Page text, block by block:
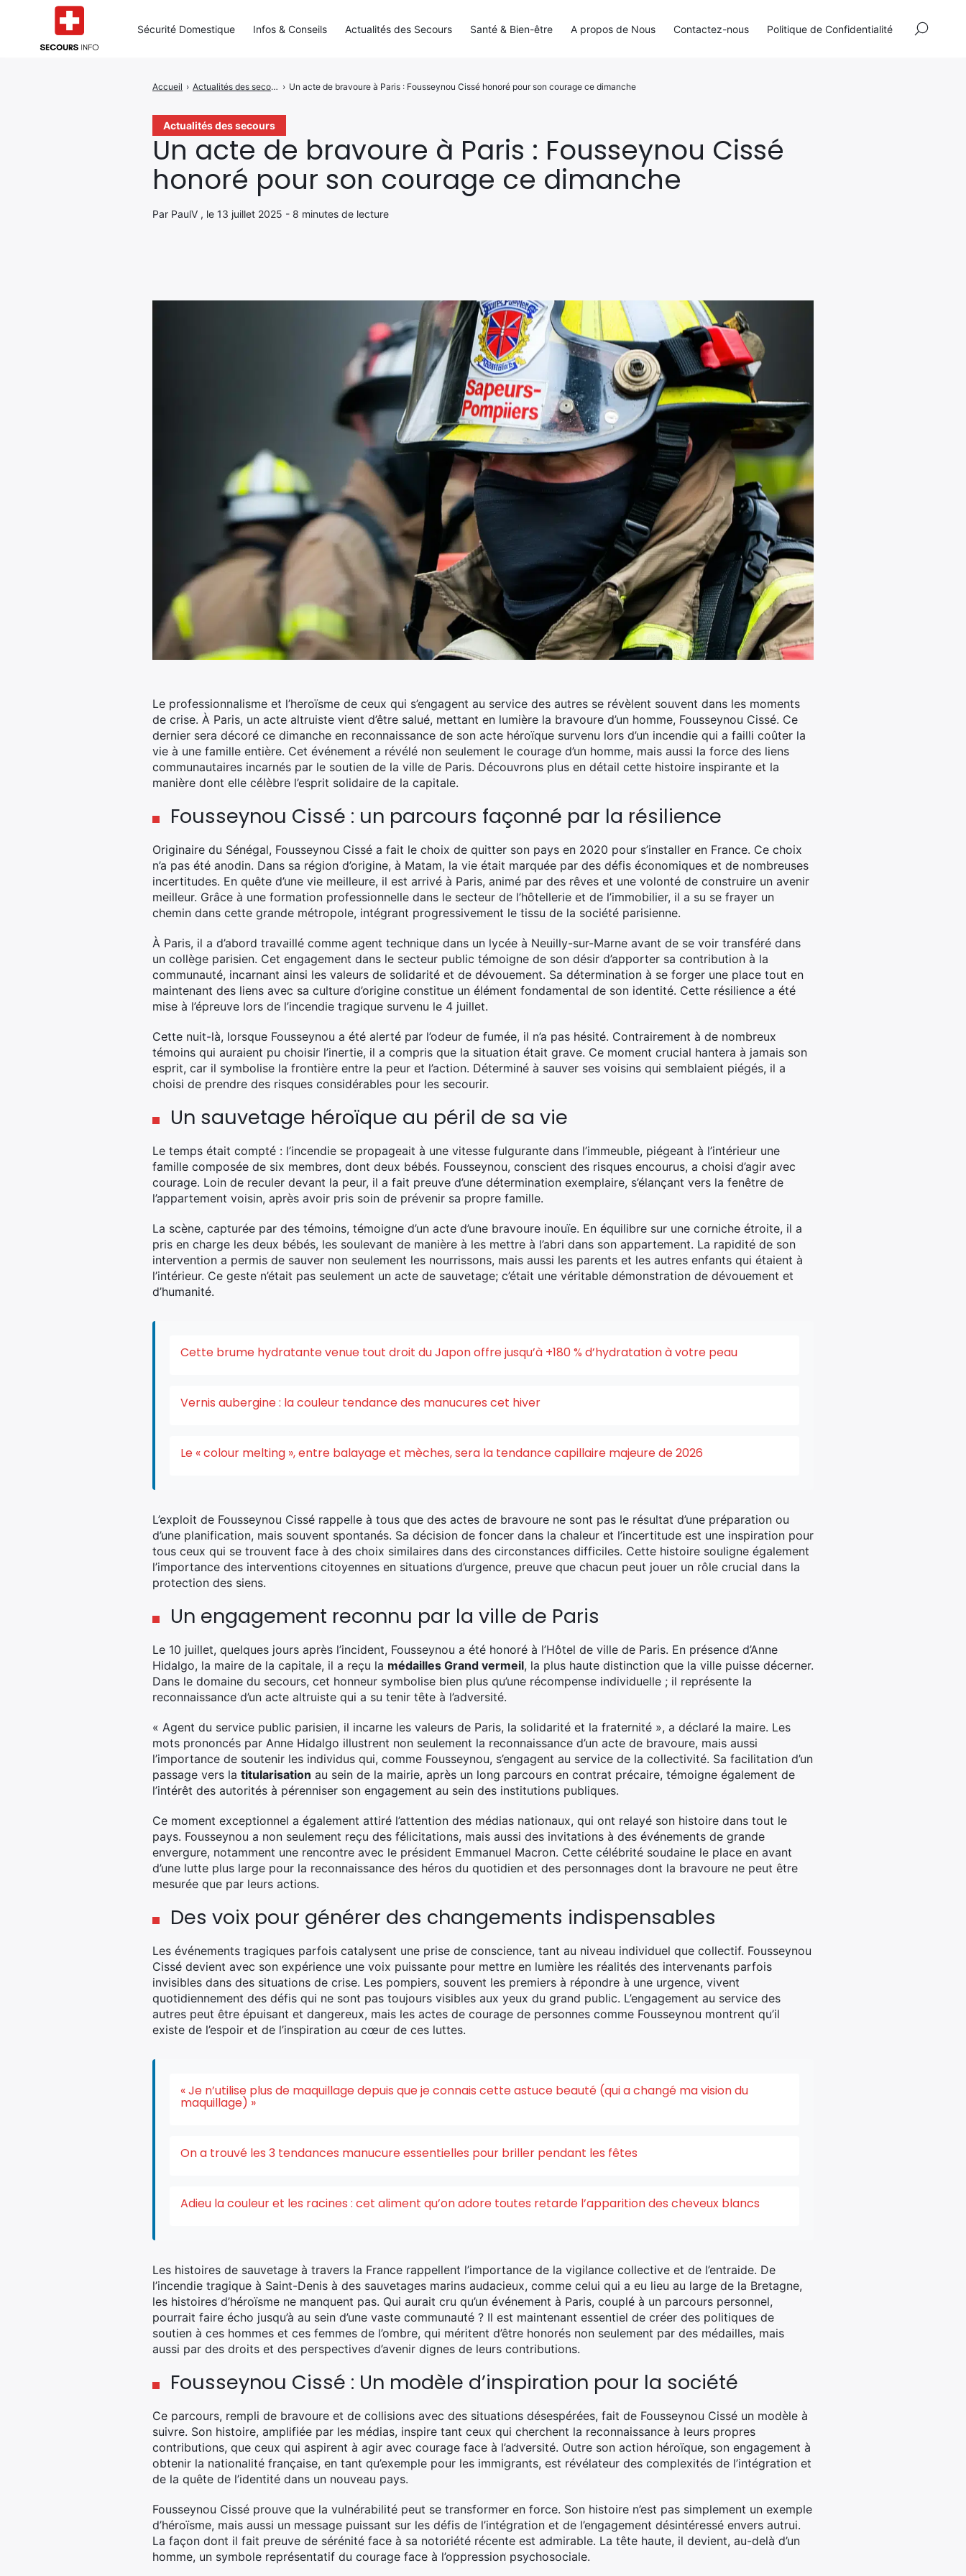
Actualités des secours
Un acte de bravoure à Paris : Fousseynou Cissé
honoré pour son courage ce dimanche
Par PaulV , le 13 juillet 2025 - 8 minutes de lecture
Accueil › Actualités des secours › Un acte de bravoure à Paris : Fousseynou Cissé honoré pour son courage ce dimanche
Le professionnalisme et l’heroïsme de ceux qui s’engagent au service des autres se révèlent souvent dans les moments
de crise. À Paris, un acte altruiste vient d’être salué, mettant en lumière la bravoure d’un homme, Fousseynou Cissé. Ce
dernier sera décoré ce dimanche en reconnaissance de son acte héroïque survenu lors d’un incendie qui a failli coûter la
vie à une famille entière. Cet événement a révélé non seulement le courage d’un homme, mais aussi la force des liens
communautaires incarnés par le soutien de la ville de Paris. Découvrons plus en détail cette histoire inspirante et la
manière dont elle célèbre l’esprit solidaire de la capitale.
Fousseynou Cissé : un parcours façonné par la résilience
Originaire du Sénégal, Fousseynou Cissé a fait le choix de quitter son pays en 2020 pour s’installer en France. Ce choix
n’a pas été anodin. Dans sa région d’origine, à Matam, la vie était marquée par des défis économiques et de nombreuses
incertitudes. En quête d’une vie meilleure, il est arrivé à Paris, animé par des rêves et une volonté de construire un avenir
meilleur. Grâce à une formation professionnelle dans le secteur de l’hôtellerie et de l’immobilier, il a su se frayer un
chemin dans cette grande métropole, intégrant progressivement le tissu de la société parisienne.
À Paris, il a d’abord travaillé comme agent technique dans un lycée à Neuilly-sur-Marne avant de se voir transféré dans
un collège parisien. Cet engagement dans le secteur public témoigne de son désir d’apporter sa contribution à la
communauté, incarnant ainsi les valeurs de solidarité et de dévouement. Sa détermination à se forger une place tout en
maintenant des liens avec sa culture d’origine constitue un élément fondamental de son identité. Cette résilience a été
mise à l’épreuve lors de l’incendie tragique survenu le 4 juillet.
Cette nuit-là, lorsque Fousseynou a été alerté par l’odeur de fumée, il n’a pas hésité. Contrairement à de nombreux
témoins qui auraient pu choisir l’inertie, il a compris que la situation était grave. Ce moment crucial hantera à jamais son
esprit, car il symbolise la frontière entre la peur et l’action. Déterminé à sauver ses voisins qui semblaient piégés, il a
choisi de prendre des risques considérables pour les secourir.
Un sauvetage héroïque au péril de sa vie
Le temps était compté : l’incendie se propageait à une vitesse fulgurante dans l’immeuble, piégeant à l’intérieur une
famille composée de six membres, dont deux bébés. Fousseynou, conscient des risques encourus, a choisi d’agir avec
courage. Loin de reculer devant la peur, il a fait preuve d’une détermination exemplaire, s’élançant vers la fenêtre de
l’appartement voisin, après avoir pris soin de prévenir sa propre famille.
La scène, capturée par des témoins, témoigne d’un acte d’une bravoure inouïe. En équilibre sur une corniche étroite, il a
pris en charge les deux bébés, les soulevant de manière à les mettre à l’abri dans son appartement. La rapidité de son
intervention a permis de sauver non seulement les nourrissons, mais aussi les parents et les autres enfants qui étaient à
l’intérieur. Ce geste n’était pas seulement un acte de sauvetage; c’était une véritable démonstration de dévouement et
d’humanité.
Cette brume hydratante venue tout droit du Japon offre jusqu’à +180 % d’hydratation à votre peau
Vernis aubergine : la couleur tendance des manucures cet hiver
Le « colour melting », entre balayage et mèches, sera la tendance capillaire majeure de 2026
L’exploit de Fousseynou Cissé rappelle à tous que des actes de bravoure ne sont pas le résultat d’une préparation ou
d’une planification, mais souvent spontanés. Sa décision de foncer dans la chaleur et l’incertitude est une inspiration pour
tous ceux qui se trouvent face à des choix similaires dans des circonstances difficiles. Cette histoire souligne également
l’importance des interventions citoyennes en situations d’urgence, preuve que chacun peut jouer un rôle crucial dans la
protection des siens.
Un engagement reconnu par la ville de Paris
Le 10 juillet, quelques jours après l’incident, Fousseynou a été honoré à l’Hôtel de ville de Paris. En présence d’Anne
Hidalgo, la maire de la capitale, il a reçu la médailles Grand vermeil, la plus haute distinction que la ville puisse décerner.
Dans le domaine du secours, cet honneur symbolise bien plus qu’une récompense individuelle ; il représente la
reconnaissance d’un acte altruiste qui a su tenir tête à l’adversité.
« Agent du service public parisien, il incarne les valeurs de Paris, la solidarité et la fraternité », a déclaré la maire. Les
mots prononcés par Anne Hidalgo illustrent non seulement la reconnaissance d’un acte de bravoure, mais aussi
l’importance de soutenir les individus qui, comme Fousseynou, s’engagent au service de la collectivité. Sa facilitation d’un
passage vers la titularisation au sein de la mairie, après un long parcours en contrat précaire, témoigne également de
l’intérêt des autorités à pérenniser son engagement au sein des institutions publiques.
Ce moment exceptionnel a également attiré l’attention des médias nationaux, qui ont relayé son histoire dans tout le
pays. Fousseynou a non seulement reçu des félicitations, mais aussi des invitations à des événements de grande
envergure, notamment une rencontre avec le président Emmanuel Macron. Cette célébrité soudaine le place en avant
d’une lutte plus large pour la reconnaissance des héros du quotidien et des personnages dont la bravoure ne peut être
mesurée que par leurs actions.
Des voix pour générer des changements indispensables
Les événements tragiques parfois catalysent une prise de conscience, tant au niveau individuel que collectif. Fousseynou
Cissé devient avec son expérience une voix puissante pour mettre en lumière les réalités des intervenants parfois
invisibles dans des situations de crise. Les pompiers, souvent les premiers à répondre à une urgence, vivent
quotidiennement des défis qui ne sont pas toujours visibles aux yeux du grand public. L’engagement au service des
autres peut être épuisant et dangereux, mais les actes de courage de personnes comme Fousseynou montrent qu’il
existe de l’espoir et de l’inspiration au cœur de ces luttes.
« Je n’utilise plus de maquillage depuis que je connais cette astuce beauté (qui a changé ma vision du
maquillage) »
On a trouvé les 3 tendances manucure essentielles pour briller pendant les fêtes
Adieu la couleur et les racines : cet aliment qu’on adore toutes retarde l’apparition des cheveux blancs
Les histoires de sauvetage à travers la France rappellent l’importance de la vigilance collective et de l’entraide. De
l’incendie tragique à Saint-Denis à des sauvetages marins audacieux, comme celui qui a eu lieu au large de la Bretagne,
les histoires d’héroïsme ne manquent pas. Qui aurait cru qu’un événement à Paris, couplé à un parcours personnel,
pourrait faire écho jusqu’à au sein d’une vaste communauté ? Il est maintenant essentiel de créer des politiques de
soutien à ces hommes et ces femmes de l’ombre, qui méritent d’être honorés non seulement par des médailles, mais
aussi par des droits et des perspectives d’avenir dignes de leurs contributions.
Fousseynou Cissé : Un modèle d’inspiration pour la société
Ce parcours, rempli de bravoure et de collisions avec des situations désespérées, fait de Fousseynou Cissé un modèle à
suivre. Son histoire, amplifiée par les médias, inspire tant ceux qui cherchent la reconnaissance à leurs propres
contributions, que ceux qui aspirent à agir avec courage face à l’adversité. Outre son action héroïque, son engagement à
obtenir la nationalité française, en tant qu’exemple pour les immigrants, est révélateur des complexités de l’intégration et
de la quête de l’identité dans un nouveau pays.
Fousseynou Cissé prouve que la vulnérabilité peut se transformer en force. Son histoire n’est pas simplement un exemple
d’héroïsme, mais aussi un message puissant sur les défis de l’intégration et de l’engagement désintéressé envers autrui.
La façon dont il fait preuve de sérénité face à sa notoriété récente est admirable. La tête haute, il devient, au-delà d’un
homme, un symbole représentatif du courage face à l’oppression psychosociale.
Sécurité Domestique Infos & Conseils Actualités des Secours Santé & Bien-être A propos de Nous Contactez-nous Politique de Confidentialité
Rechercher